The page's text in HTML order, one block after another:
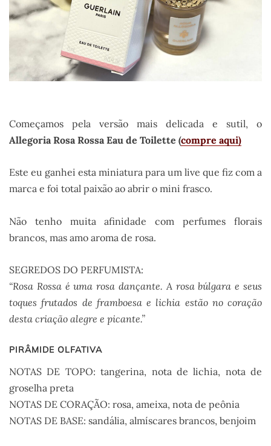
Começamos pela versão mais delicada e sutil, o
Allegoria Rosa Rossa Eau de Toilette (compre aqui)
Este eu ganhei esta miniatura para um live que fiz com a
marca e foi total paixão ao abrir o mini frasco.
Não tenho muita afinidade com perfumes florais
brancos, mas amo aroma de rosa.
SEGREDOS DO PERFUMISTA:
“Rosa Rossa é uma rosa dançante. A rosa búlgara e seus
toques frutados de framboesa e lichia estão no coração
desta criação alegre e picante.”
PIRÂMIDE OLFATIVA
NOTAS DE TOPO: tangerina, nota de lichia, nota de
groselha preta
NOTAS DE CORAÇÃO: rosa, ameixa, nota de peônia
NOTAS DE BASE: sandália, almíscares brancos, benjoim